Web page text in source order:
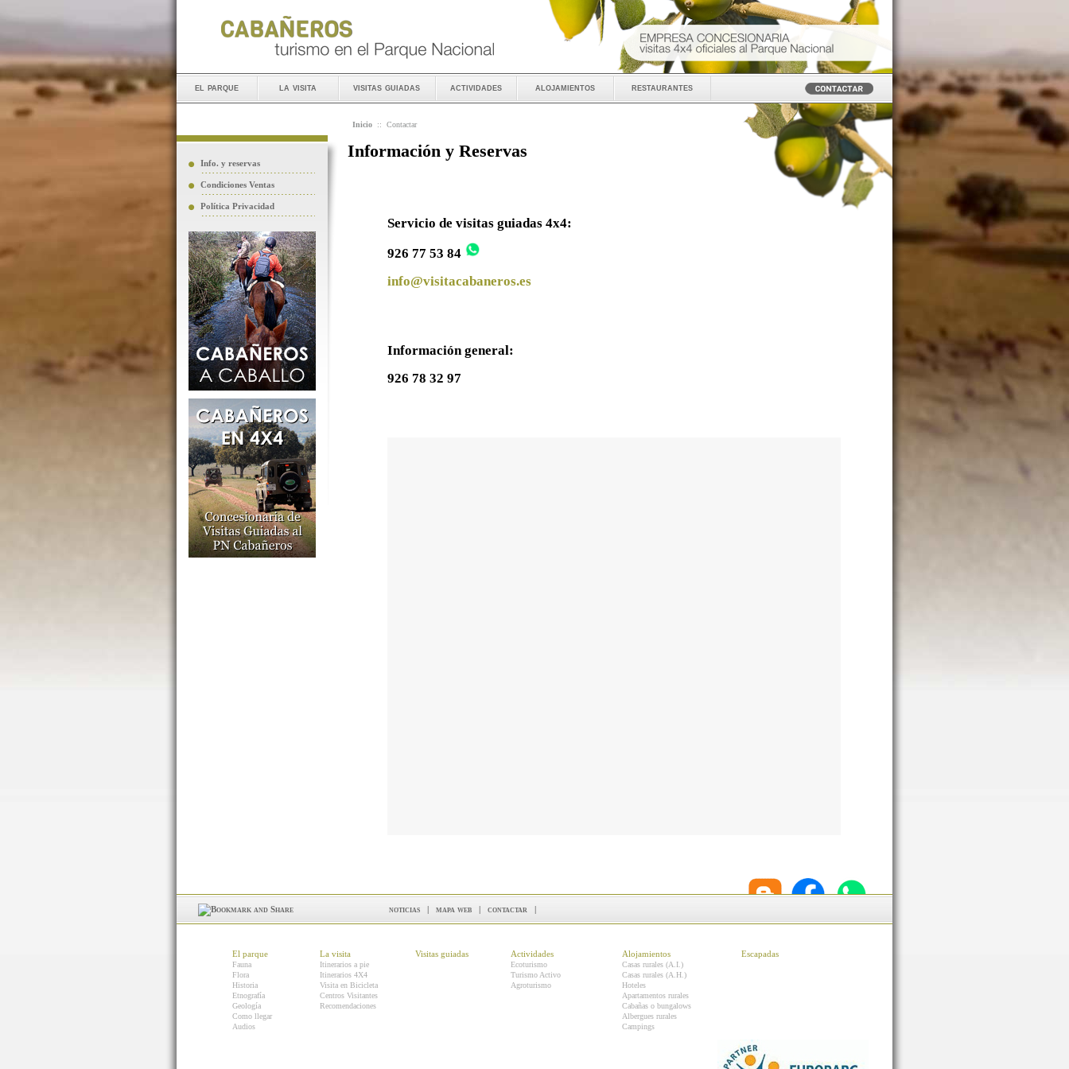
el parque la visita visitas guiadas actividades alojamientos restaurantes
Info. y reservas
Condiciones Ventas
Política Privacidad
Inicio :: Contactar
Información y Reservas
Servicio de visitas guiadas 4x4:
926 77 53 84
info@visitacabaneros.es
Información general:
926 78 32 97
noticias | mapa web | contactar |
El parque
Fauna
Flora
Historia
Etnografía
Geología
Como llegar
Audios
La visita
Itinerarios a pie
Itinerarios 4X4
Visita en Bicicleta
Centros Visitantes
Recomendaciones
Visitas guiadas Actividades
Ecoturismo
Turismo Activo
Agroturismo
Alojamientos
Casas rurales (A.I.)
Casas rurales (A.H.)
Hoteles
Apartamentos rurales
Cabañas o bungalows
Albergues rurales
Campings
Escapadas